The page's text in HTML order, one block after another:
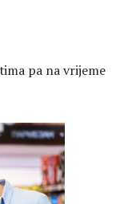
pa na vrijeme